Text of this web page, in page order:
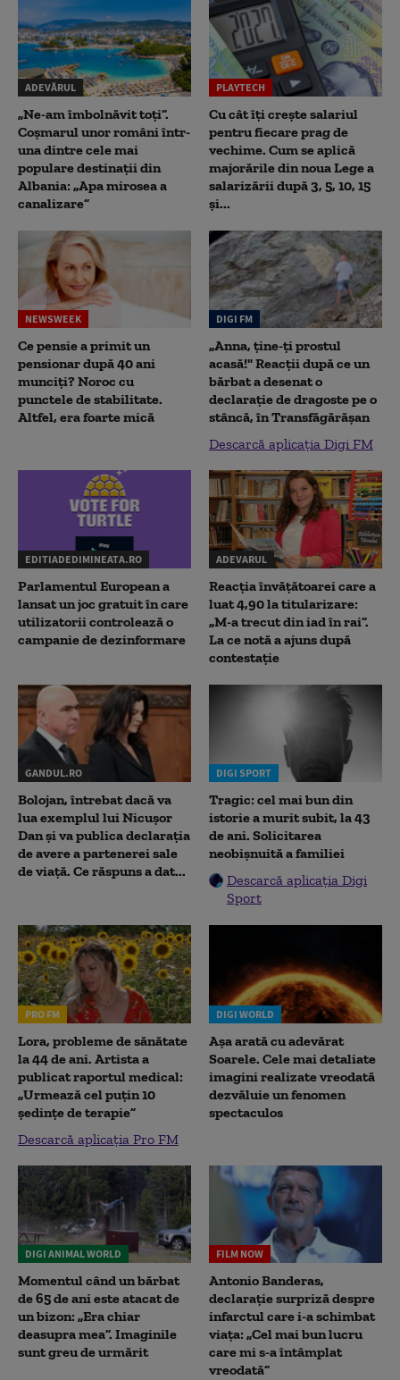
ADEVĂRUL
„Ne-am îmbolnăvit toți”.
Coșmarul unor români într-
una dintre cele mai
populare destinații din
Albania: „Apa mirosea a
canalizare”
PLAYTECH
Cu cât îți crește salariul
pentru fiecare prag de
vechime. Cum se aplică
majorările din noua Lege a
salarizării după 3, 5, 10, 15
și...
NEWSWEEK
Ce pensie a primit un
pensionar după 40 ani
munciți? Noroc cu
punctele de stabilitate.
Altfel, era foarte mică
DIGI FM
„Anna, ţine-ţi prostul
acasă!" Reacţii după ce un
bărbat a desenat o
declaraţie de dragoste pe o
stâncă, în Transfăgărăşan
Descarcă aplicația Digi FM
EDITIADEDIMINEATA.RO
Parlamentul European a
lansat un joc gratuit în care
utilizatorii controlează o
campanie de dezinformare
ADEVARUL
Reacția învățătoarei care a
luat 4,90 la titularizare:
„M-a trecut din iad în rai”.
La ce notă a ajuns după
contestație
GANDUL.RO
Bolojan, întrebat dacă va
lua exemplul lui Nicușor
Dan și va publica declarația
de avere a partenerei sale
de viață. Ce răspuns a dat...
DIGI SPORT
Tragic: cel mai bun din
istorie a murit subit, la 43
de ani. Solicitarea
neobișnuită a familiei
Descarcă aplicația Digi
Sport
PRO FM
Lora, probleme de sănătate
la 44 de ani. Artista a
publicat raportul medical:
„Urmează cel puțin 10
ședințe de terapie”
Descarcă aplicația Pro FM
DIGI WORLD
Așa arată cu adevărat
Soarele. Cele mai detaliate
imagini realizate vreodată
dezvăluie un fenomen
spectaculos
DIGI ANIMAL WORLD
Momentul când un bărbat
de 65 de ani este atacat de
un bizon: „Era chiar
deasupra mea”. Imaginile
sunt greu de urmărit
FILM NOW
Antonio Banderas,
declarație surpriză despre
infarctul care i-a schimbat
viața: „Cel mai bun lucru
care mi s-a întâmplat
vreodată”